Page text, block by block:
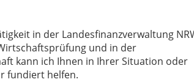
in der Landesfinanzverwaltung
und in der
kann ich Ihnen in Ihrer Situation oder
fundiert helfen.